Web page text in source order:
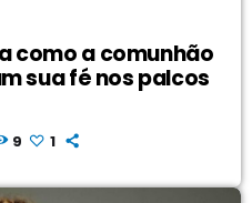
como a comunhão
sua fé nos palcos
9 1